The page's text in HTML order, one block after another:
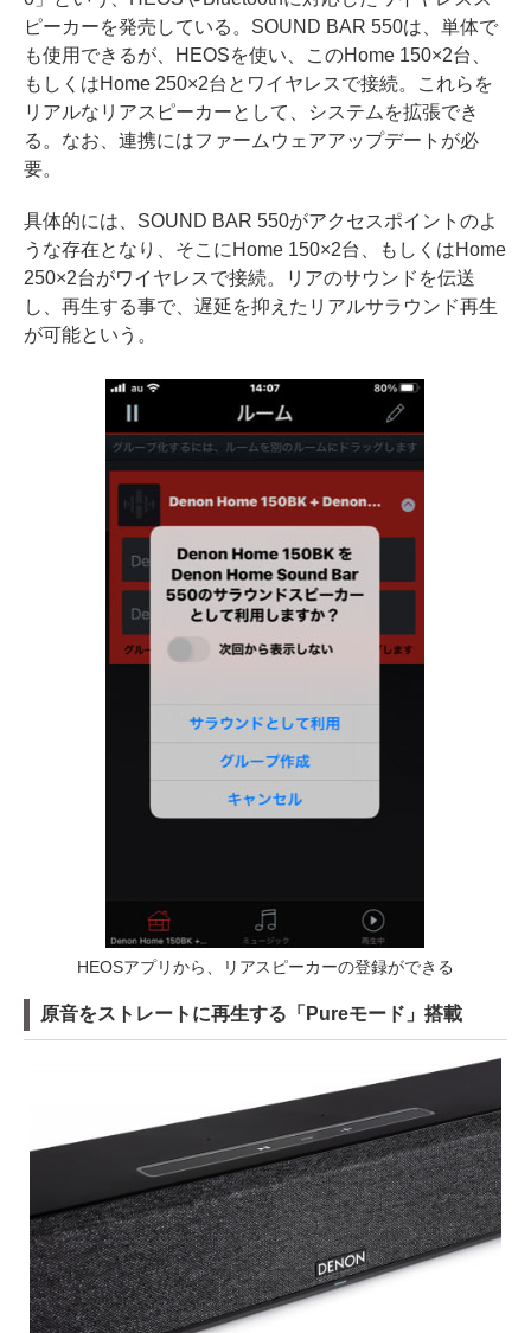
ピーカーを発売している。SOUND BAR 550は、単体で
も使用できるが、HEOSを使い、このHome 150×2台、
もしくはHome 250×2台とワイヤレスで接続。これらを
リアルなリアスピーカーとして、システムを拡張でき
る。なお、連携にはファームウェアアップデートが必
要。
具体的には、SOUND BAR 550がアクセスポイントのよ
うな存在となり、そこにHome 150×2台、もしくはHome
250×2台がワイヤレスで接続。リアのサウンドを伝送
し、再生する事で、遅延を抑えたリアルサラウンド再生
が可能という。
HEOSアプリから、リアスピーカーの登録ができる
原音をストレートに再生する「Pureモード」搭載